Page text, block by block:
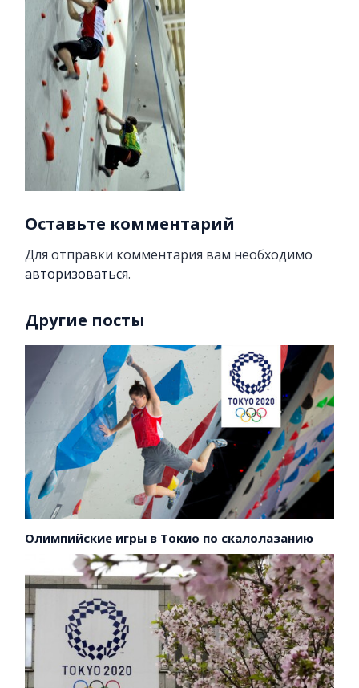
Оставьте комментарий
Для отправки комментария вам необходимо
авторизоваться.
Другие посты
Олимпийские игры в Токио по скалолазанию